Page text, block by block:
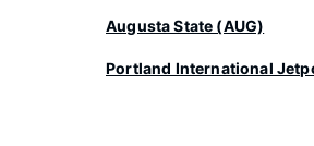
Augusta State (AUG)
Portland International